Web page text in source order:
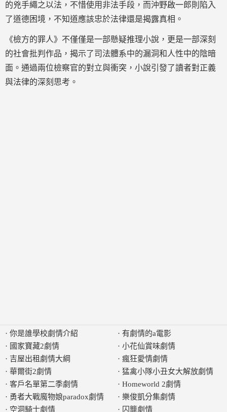
的兇手繩之以法，不惜使用非法手段，而沖野啟一郎則陷入
了道德困境，不知道應該忠於法律還是揭露真相。
《檢方的罪人》不僅僅是一部懸疑推理小說，更是一部深刻
的社會批判作品，揭示了司法體系中的漏洞和人性中的陰暗
面。通過兩位檢察官的對立與衝突，小說引發了讀者對正義
與法律的深刻思考。
· 你是誰學校劇情介紹
· 國家寶藏2劇情
· 吉屋出租劇情大綱
· 華爾街2劇情
· 客戶名單第二季劇情
· 勇者大戰魔物娘paradox劇情
· 空洞騎士劇情
· 有劇情的a電影
· 小花仙賞味劇情
· 瘋狂愛情劇情
· 猛禽小隊小丑女大解放劇情
· Homeworld 2劇情
· 樂俊凱分集劇情
· 囚籠劇情